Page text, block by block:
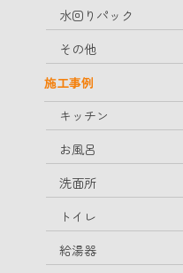
水回りパック
その他
施工事例
キッチン
お風呂
洗面所
トイレ
給湯器